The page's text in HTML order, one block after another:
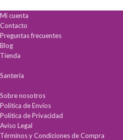
Aprendizaje acelerado:
principiantes que buscan resultados
Calidad superior: Fabricada en
cartoncillo encerado duradero,
perfecto para el uso frecuente.
Mi cuenta
Contacto
Preguntas frecuentes
Blog
Tienda
Santería
Sobre nosotros
Política de Envíos
Política de Privacidad
Aviso Legal
Términos y Condiciones de Compra